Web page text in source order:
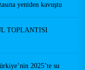
yeniden kavuştu
TOPLANTISI
2025’te su